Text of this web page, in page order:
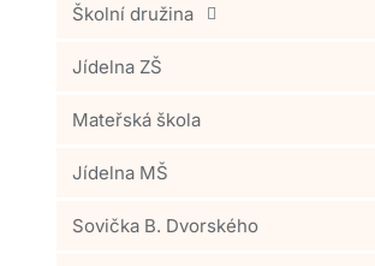
Školní družina
Jídelna ZŠ
Mateřská škola
Jídelna MŠ
Sovička B. Dvorského